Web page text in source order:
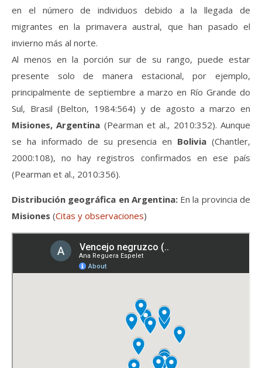
en el número de individuos debido a la llegada de
migrantes en la primavera austral, que han pasado el
invierno más al norte.
Al menos en la porción sur de su rango, puede estar
presente solo de manera estacional, por ejemplo,
principalmente de septiembre a marzo en Río Grande do
Sul, Brasil (Belton, 1984:564) y de agosto a marzo en
Misiones, Argentina (Pearman et al., 2010:352). Aunque
se ha informado de su presencia en Bolivia (Chantler,
2000:108), no hay registros confirmados en ese país
(Pearman et al., 2010:356).
Distribución geográfica en Argentina: En la provincia de
Misiones (Citas y observaciones)